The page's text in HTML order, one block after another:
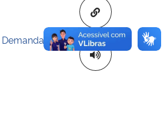
Copiar para